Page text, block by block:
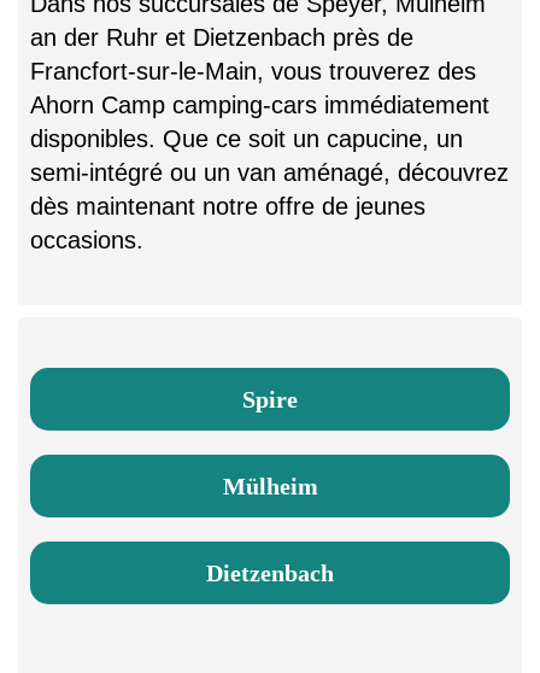
an der Ruhr et Dietzenbach près de
Francfort-sur-le-Main, vous trouverez des
Ahorn Camp camping-cars immédiatement
disponibles. Que ce soit un capucine, un
semi-intégré ou un van aménagé, découvrez
dès maintenant notre offre de jeunes
occasions.
Spire
Mülheim
Dietzenbach